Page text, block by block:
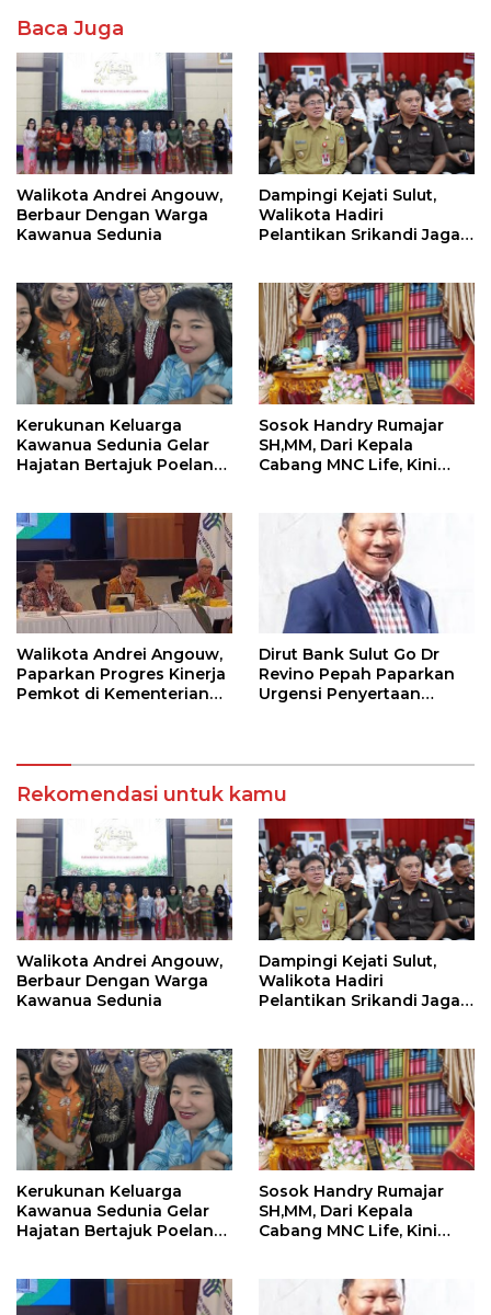
Baca Juga
Walikota Andrei Angouw,
Berbaur Dengan Warga
Kawanua Sedunia
Dampingi Kejati Sulut,
Walikota Hadiri
Pelantikan Srikandi Jaga
Kerukunan Keluarga
Kawanua Sedunia Gelar
Hajatan Bertajuk Poelang
Sosok Handry Rumajar
SH,MM, Dari Kepala
Cabang MNC Life, Kini
Walikota Andrei Angouw,
Paparkan Progres Kinerja
Pemkot di Kementerian
Dirut Bank Sulut Go Dr
Revino Pepah Paparkan
Urgensi Penyertaan
Rekomendasi untuk kamu
Walikota Andrei Angouw,
Berbaur Dengan Warga
Kawanua Sedunia
Dampingi Kejati Sulut,
Walikota Hadiri
Pelantikan Srikandi Jaga
Kerukunan Keluarga
Kawanua Sedunia Gelar
Hajatan Bertajuk Poelang
Sosok Handry Rumajar
SH,MM, Dari Kepala
Cabang MNC Life, Kini